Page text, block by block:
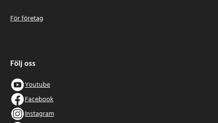
För företag
Följ oss
Youtube
Facebook
Instagram